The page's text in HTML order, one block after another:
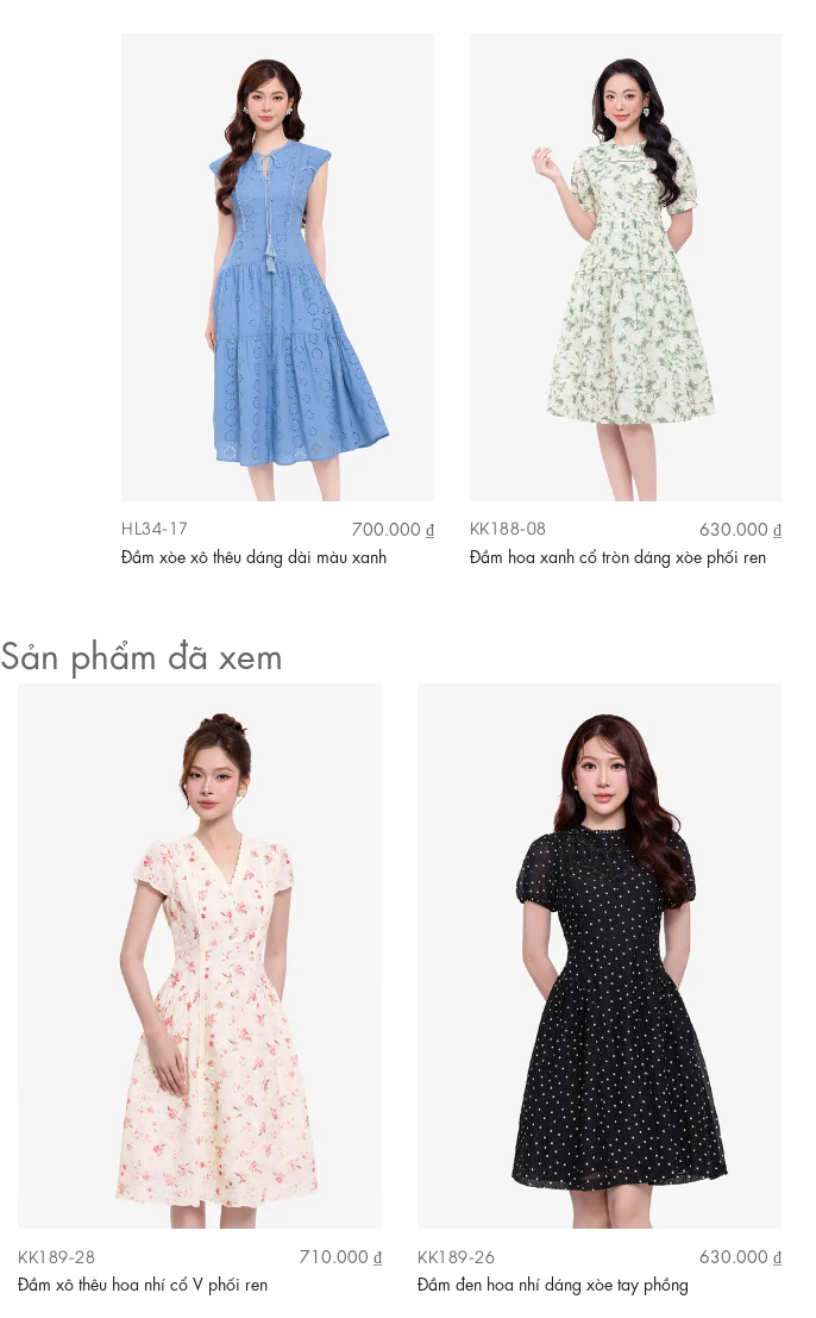
HL34-17
700.000 ₫
Đầm xòe xô thêu dáng dài màu xanh
KK188-08
630.000 ₫
Đầm hoa xanh cổ tròn dáng xòe phối ren
Sản phẩm đã xem
KK189-28
710.000 ₫
Đầm xô thêu hoa nhí cổ V phối ren
KK189-26
630.000 ₫
Đầm đen hoa nhí dáng xòe tay phồng